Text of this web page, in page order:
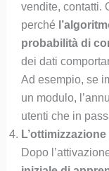
vendite, contatti.
perché
probabilità di
dei dati
Ad esempio, se
un modulo,
utenti che in
Dopo